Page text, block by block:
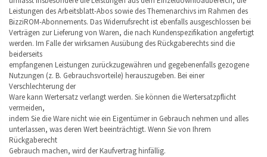
Leistungen des Arbeitsblatt-Abos sowie des Themenarchivs im Rahmen des
BizziROM-Abonnements. Das Widerrufsrecht ist ebenfalls ausgeschlossen bei
Verträgen zur Lieferung von Waren, die nach Kundenspezifikation angefertigt
werden. Im Falle der wirksamen Ausübung des Rückgaberechts sind die
beiderseits
empfangenen Leistungen zurückzugewähren und gegebenenfalls gezogene
Nutzungen (z. B. Gebrauchsvorteile) herauszugeben. Bei einer
Verschlechterung der
Ware kann Wertersatz verlangt werden. Sie können die Wertersatzpflicht
vermeiden,
indem Sie die Ware nicht wie ein Eigentümer in Gebrauch nehmen und alles
unterlassen, was deren Wert beeinträchtigt. Wenn Sie von Ihrem
Rückgaberecht
Gebrauch machen, wird der Kaufvertrag hinfällig.